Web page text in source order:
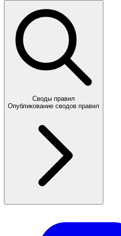
Своды правил
Опубликование сводов правил